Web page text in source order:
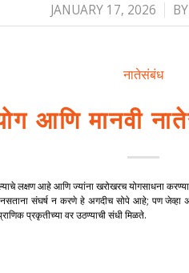
JANUARY 17, 2026
/
नातेसंबंध
आणि मानवी
लक्षण आहे आणि ज्यांना खरोखरच योगसाधना
नसताना संघर्ष न करणे हे अगदीच सोपे आहे; पण
प्रकृतीच्या वर उठण्याची संधी मिळते.